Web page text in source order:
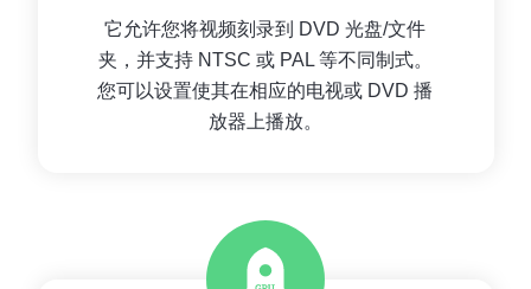
它允许您将视频刻录到 DVD 光盘/文件
夹，并支持 NTSC 或 PAL 等不同制式。
您可以设置使其在相应的电视或 DVD 播
放器上播放。